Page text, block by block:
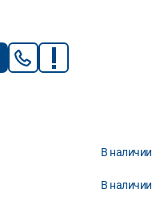
В наличии
В наличии